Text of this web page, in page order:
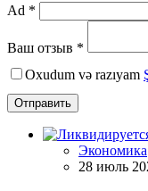
Ad *
Ваш отзыв *
Oxudum və razıyam
Отправить
Экономика
28 июль